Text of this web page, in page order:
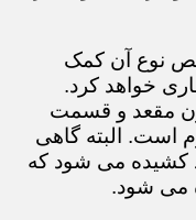
نوع آن کمک
خواهد کرد.
مقعد و قسمت
است. البته گاهی
کشیده می شود که
می شود.